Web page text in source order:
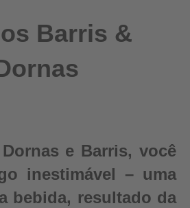
Barris &
e Barris, você
inestimável – uma
bebida, resultado da